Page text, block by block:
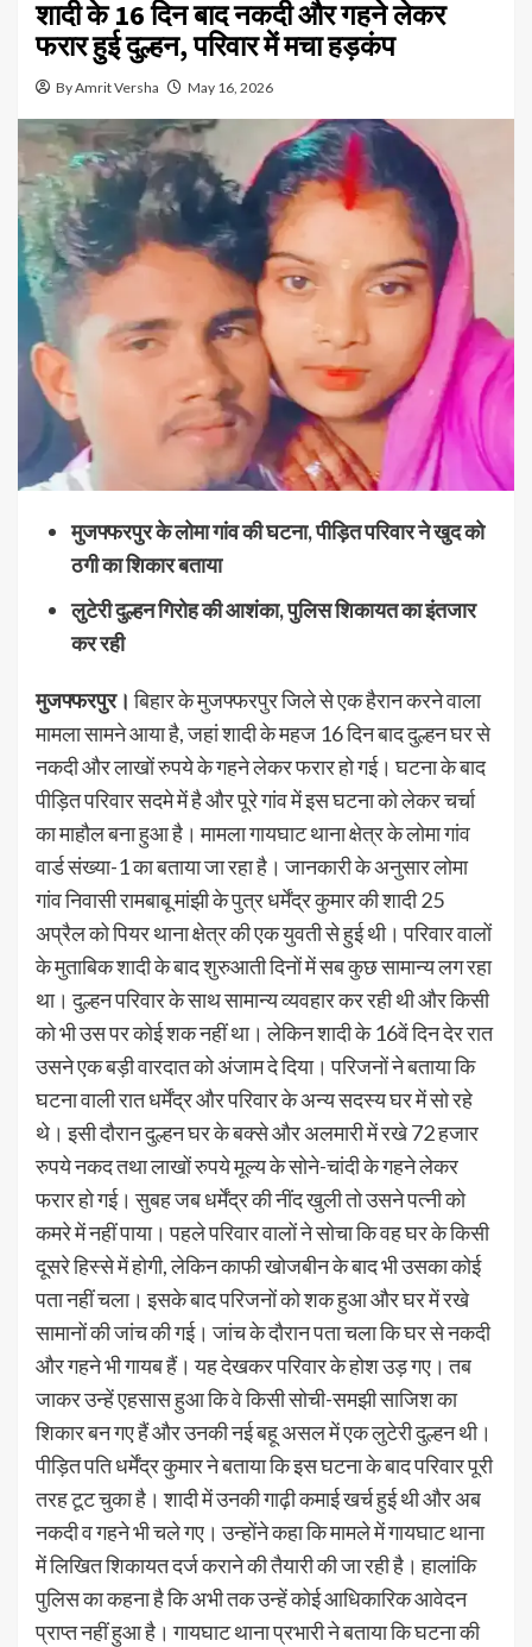
शादी के 16 दिन बाद नकदी और गहने लेकर
फरार हुई दुल्हन, परिवार में मचा हड़कंप
By Amrit Versha May 16, 2026
मुजफ्फरपुर के लोमा गांव की घटना, पीड़ित परिवार ने खुद को
ठगी का शिकार बताया
लुटेरी दुल्हन गिरोह की आशंका, पुलिस शिकायत का इंतजार
कर रही
मुजफ्फरपुर। बिहार के मुजफ्फरपुर जिले से एक हैरान करने वाला
मामला सामने आया है, जहां शादी के महज 16 दिन बाद दुल्हन घर से
नकदी और लाखों रुपये के गहने लेकर फरार हो गई। घटना के बाद
पीड़ित परिवार सदमे में है और पूरे गांव में इस घटना को लेकर चर्चा
का माहौल बना हुआ है। मामला गायघाट थाना क्षेत्र के लोमा गांव
वार्ड संख्या-1 का बताया जा रहा है। जानकारी के अनुसार लोमा
गांव निवासी रामबाबू मांझी के पुत्र धर्मेंद्र कुमार की शादी 25
अप्रैल को पियर थाना क्षेत्र की एक युवती से हुई थी। परिवार वालों
के मुताबिक शादी के बाद शुरुआती दिनों में सब कुछ सामान्य लग रहा
था। दुल्हन परिवार के साथ सामान्य व्यवहार कर रही थी और किसी
को भी उस पर कोई शक नहीं था। लेकिन शादी के 16वें दिन देर रात
उसने एक बड़ी वारदात को अंजाम दे दिया। परिजनों ने बताया कि
घटना वाली रात धर्मेंद्र और परिवार के अन्य सदस्य घर में सो रहे
थे। इसी दौरान दुल्हन घर के बक्से और अलमारी में रखे 72 हजार
रुपये नकद तथा लाखों रुपये मूल्य के सोने-चांदी के गहने लेकर
फरार हो गई। सुबह जब धर्मेंद्र की नींद खुली तो उसने पत्नी को
कमरे में नहीं पाया। पहले परिवार वालों ने सोचा कि वह घर के किसी
दूसरे हिस्से में होगी, लेकिन काफी खोजबीन के बाद भी उसका कोई
पता नहीं चला। इसके बाद परिजनों को शक हुआ और घर में रखे
सामानों की जांच की गई। जांच के दौरान पता चला कि घर से नकदी
और गहने भी गायब हैं। यह देखकर परिवार के होश उड़ गए। तब
जाकर उन्हें एहसास हुआ कि वे किसी सोची-समझी साजिश का
शिकार बन गए हैं और उनकी नई बहू असल में एक लुटेरी दुल्हन थी।
पीड़ित पति धर्मेंद्र कुमार ने बताया कि इस घटना के बाद परिवार पूरी
तरह टूट चुका है। शादी में उनकी गाढ़ी कमाई खर्च हुई थी और अब
नकदी व गहने भी चले गए। उन्होंने कहा कि मामले में गायघाट थाना
में लिखित शिकायत दर्ज कराने की तैयारी की जा रही है। हालांकि
पुलिस का कहना है कि अभी तक उन्हें कोई आधिकारिक आवेदन
प्राप्त नहीं हुआ है। गायघाट थाना प्रभारी ने बताया कि घटना की